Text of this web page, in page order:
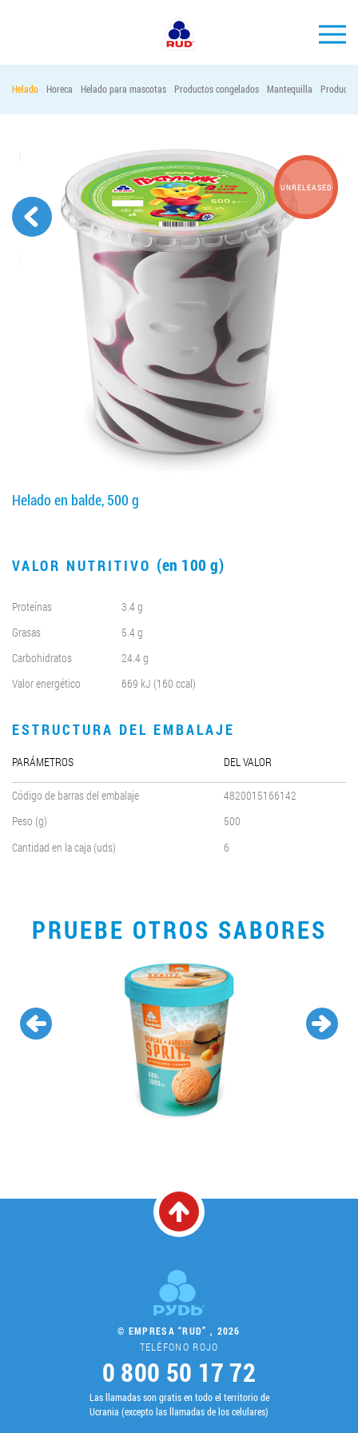
EMPRESA
Horeca
Contactos
Vacantes
PEDIR PRODUCTOS "RUD":
LLEGAR A SER SOCIO
0412 48 28 17
0412 42 29 23
Helado Horeca Helado para mascotas Productos congelados Mantequilla
UNRELEASED
Helado en balde, 500 g
VALOR NUTRITIVO (en 100 g)
Proteínas
3.4 g
Grasas
5.4 g
Carbohidratos
24.4 g
Valor energético
669 kJ (160 ccal)
ESTRUCTURA DEL EMBALAJE
PARÁMETROS DEL VALOR
Código de barras del embalaje
4820015166142
Peso (g)
500
Cantidad en la caja (uds)
6
PRUEBE OTROS SABORES
© EMPRESA “RUD” , 2026
TELÉFONO ROJO
0 800 50 17 72
Las llamadas son gratis en todo el territorio de
Ucrania (excepto las llamadas de los celulares)